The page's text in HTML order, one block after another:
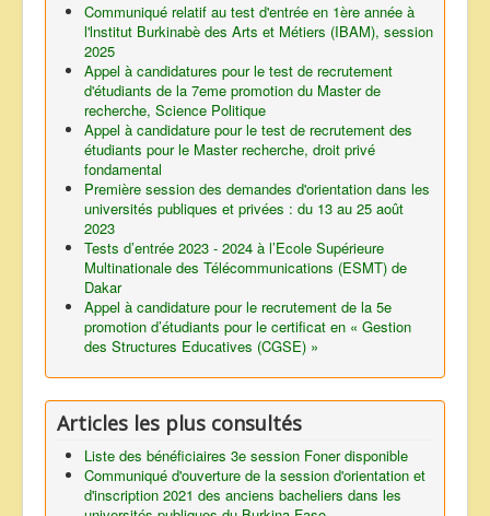
Communiqué relatif au test d'entrée en 1ère année à
l'lnstitut Burkinabè des Arts et Métiers (IBAM), session
2025
Appel à candidatures pour le test de recrutement
d'étudiants de la 7eme promotion du Master de
recherche, Science Politique
Appel à candidature pour le test de recrutement des
étudiants pour le Master recherche, droit privé
fondamental
Première session des demandes d'orientation dans les
universités publiques et privées : du 13 au 25 août
2023
Tests d’entrée 2023 - 2024 à l’Ecole Supérieure
Multinationale des Télécommunications (ESMT) de
Dakar
Appel à candidature pour le recrutement de la 5e
promotion d’étudiants pour le certificat en « Gestion
des Structures Educatives (CGSE) »
Articles les plus consultés
Liste des bénéficiaires 3e session Foner disponible
Communiqué d'ouverture de la session d'orientation et
d'inscription 2021 des anciens bacheliers dans les